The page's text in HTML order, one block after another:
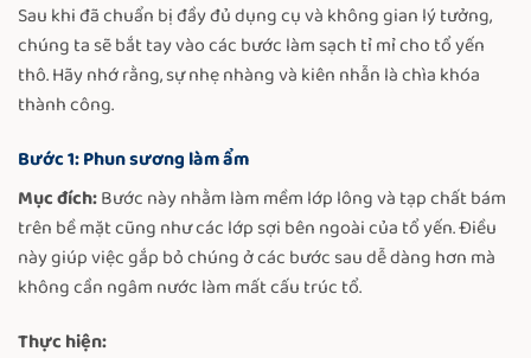
Sau khi đã chuẩn bị đầy đủ dụng cụ và không gian lý tưởng,
chúng ta sẽ bắt tay vào các bước làm sạch tỉ mỉ cho tổ yến
thô. Hãy nhớ rằng, sự nhẹ nhàng và kiên nhẫn là chìa khóa
thành công.
Bước 1: Phun sương làm ẩm
Mục đích:Bước này nhằm làm mềm lớp lông và tạp chất bám
trên bề mặt cũng như các lớp sợi bên ngoài của tổ yến. Điều
này giúp việc gắp bỏ chúng ở các bước sau dễ dàng hơn mà
không cần ngâm nước làm mất cấu trúc tổ.
Thực hiện: